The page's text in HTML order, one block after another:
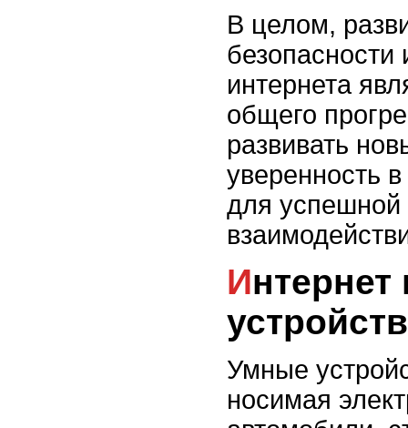
В целом,
интернета
общего
развивать
уверенность
для успешной
Интернет вещей и умные
Умные
носимая